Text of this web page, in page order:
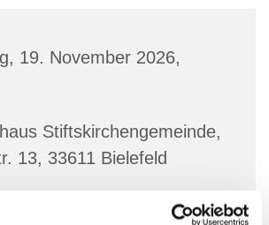
19. November 2026,
Stiftskirchengemeinde,
13, 33611 Bielefeld